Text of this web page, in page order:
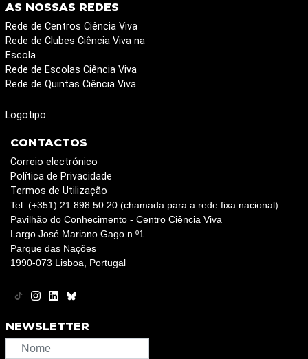
AS NOSSAS REDES
Rede de Centros Ciência Viva
Rede de Clubes Ciência Viva na
Escola
Rede de Escolas Ciência Viva
Rede de Quintas Ciência Viva
Logotipo
CONTACTOS
Correio electrónico
Política de Privacidade
Termos de Utilização
Tel: (+351) 21 898 50 20 (chamada para a rede fixa nacional)
Pavilhão do Conhecimento - Centro Ciência Viva
Largo José Mariano Gago n.º1
Parque das Nações
1990-073 Lisboa, Portugal
NEWSLETTER